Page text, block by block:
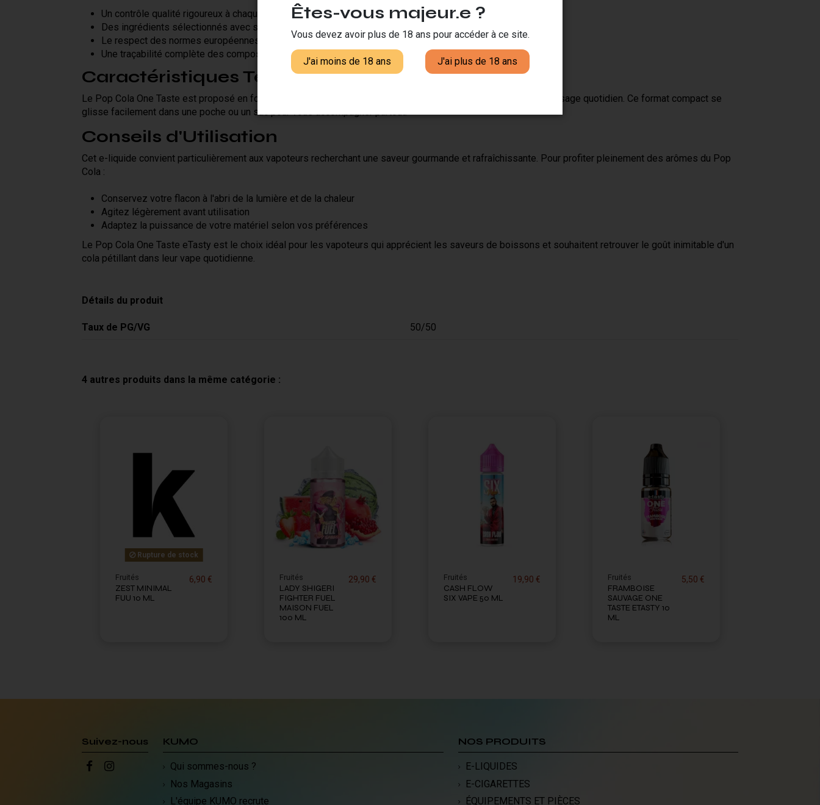
Un contrôle qualité rigoureux à chaque étape de production
Des ingrédients sélectionnés avec soin
Le respect des normes européennes en vigueur
Une traçabilité complète des composants
Caractéristiques Techniques
Le Pop Cola One Taste est proposé en format
, pratique pour découvrir cette saveur ou pour un usage quotidien. Ce format compact se
glisse facilement dans une poche ou un sac pour vous accompagner partout.
Conseils d'Utilisation
Cet e-liquide convient particulièrement aux vapoteurs recherchant une saveur gourmande et rafraîchissante. Pour profiter pleinement des arômes du Pop
Cola :
Conservez votre flacon à l'abri de la lumière et de la chaleur
Agitez légèrement avant utilisation
Adaptez la puissance de votre matériel selon vos préférences
Le Pop Cola One Taste eTasty est le choix idéal pour les vapoteurs qui apprécient les saveurs de boissons et souhaitent retrouver le goût inimitable d'un
cola pétillant dans leur vape quotidienne.
Détails du produit
Taux de PG/VG 50/50
4 autres produits dans la même catégorie :
Rupture de stock
Fruités
ZEST MINIMAL
FUU 10 ML
6,90 € Fruités
LADY SHIGERI
FIGHTER FUEL
MAISON FUEL
100 ML
29,90 € Fruités
CASH FLOW
SIX VAPE 50 ML
19,90 € Fruités
FRAMBOISE
SAUVAGE ONE
TASTE ETASTY 10
ML
5,50 €
Suivez-nous KUMO
Qui sommes-nous ?
Nos Magasins
L'équipe KUMO recrute
NOS PRODUITS
E-LIQUIDES
E-CIGARETTES
ÉQUIPEMENTS ET PIÈCES
Êtes-vous majeur.e ?
Vous devez avoir plus de 18 ans pour accéder à ce site.
J'ai moins de 18 ans J'ai plus de 18 ans